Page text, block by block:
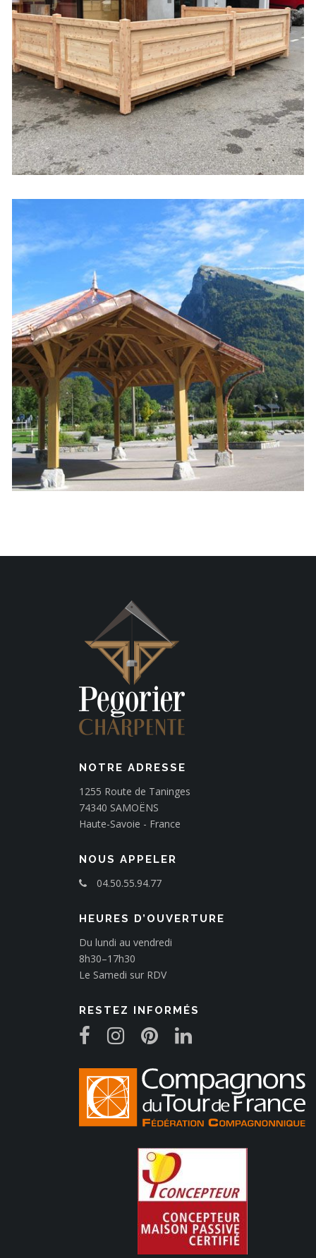
NOTRE ADRESSE
1255 Route de Taninges
74340 SAMOËNS
Haute-Savoie - France
NOUS APPELER
04.50.55.94.77
HEURES D’OUVERTURE
Du lundi au vendredi
8h30–17h30
Le Samedi sur RDV
RESTEZ INFORMÉS